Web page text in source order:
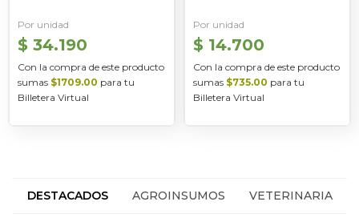
Por unidad
$ 34.190
Con la compra de este producto
sumas $1709.00 para tu
Billetera Virtual
Por unidad
$ 14.700
Con la compra de este producto
sumas $735.00 para tu
Billetera Virtual
DESTACADOS AGROINSUMOS VETERINARIA